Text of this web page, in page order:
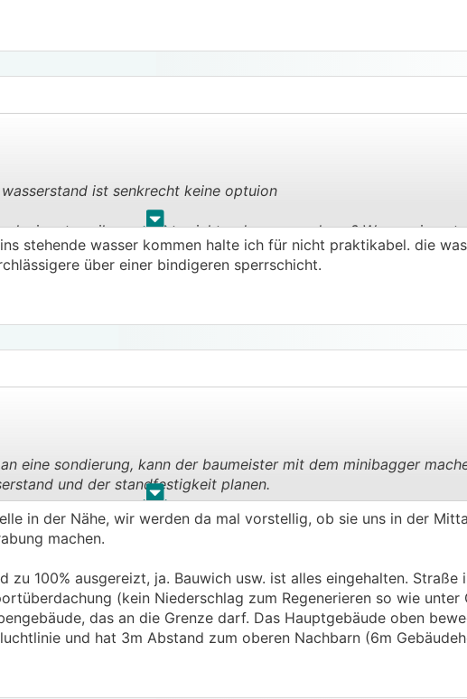
. .
ist senkrecht keine optuion
weil man nichts sieht, oder was anderes? Wenns ein
einen Tag halten und die anderen Probleme bekommt man auch
Aufwändig ist es aber sicher.
stehende wasser kommen halte ich für nicht praktikabel. die
über einer bindigeren sperrschicht.
. .
eine sondierung, kann der baumeister mit dem minibagger
und der standfestigkeit planen.
auf,
in der Nähe, wir werden da mal vorstellig, ob sie uns in der
machen.
zu 100% ausgereizt, ja. Bauwich usw. ist alles eingehalten. Straße
(kein Niederschlag zum Regenerieren so wie unter
das an die Grenze darf. Das Hauptgebäude oben
und hat 3m Abstand zum oberen Nachbarn (6m